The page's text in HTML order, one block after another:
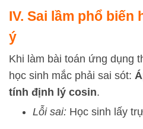
IV. Sai lầm phổ
ý
Khi làm bài toán ứng dụng
học sinh mắc phải sai sót:
tính định lý cosin.
Lỗi sai: Học sinh lấy